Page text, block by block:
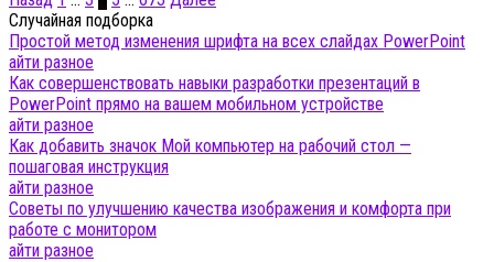
Случайная подборка
Простой метод изменения шрифта на всех слайдах PowerPoint
айти разное
Как совершенствовать навыки разработки презентаций в
PowerPoint прямо на вашем мобильном устройстве
айти разное
Как добавить значок Мой компьютер на рабочий стол —
пошаговая инструкция
айти разное
Советы по улучшению качества изображения и комфорта при
работе с монитором
айти разное